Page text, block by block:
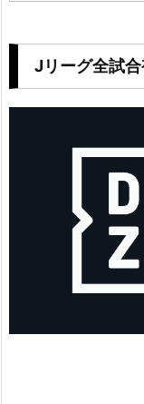
Jリーグ全試